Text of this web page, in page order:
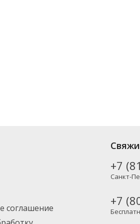
производителей, включая новинки. Вы
и другие регионы России – партнерской
соглашение
+7
Санкт-
+7